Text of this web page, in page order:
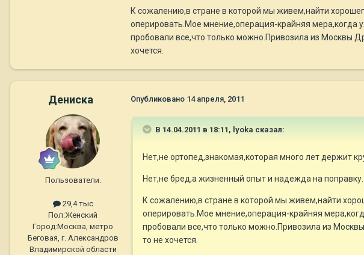
К сожалению,в стране в которой мы живем,найти
оперировать.Мое мнение,операция-крайняя мера,когда
пробовали все,что только можно.Привозила из Москвы
хочется.
Дениска
Пользователи.
29,4 тыс
Пол:Женский
Город:Москва, метро
Беговая, г. Александров
Владимирской области
Опубликовано 14 апреля, 2011
В 14.04.2011 в 18:11, lyoka сказал:
Нет,не ортопед,знакомая,которая много лет держит
Нет,не бред,а жизненный опыт и надежда на поправку.
К сожалению,в стране в которой мы живем,найти
оперировать.Мое мнение,операция-крайняя
пробовали все,что только можно.Привозила из
то не хочется.